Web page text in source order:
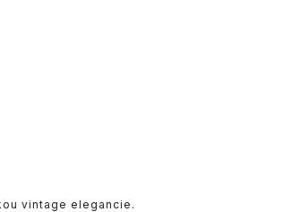
vintage elegancie.